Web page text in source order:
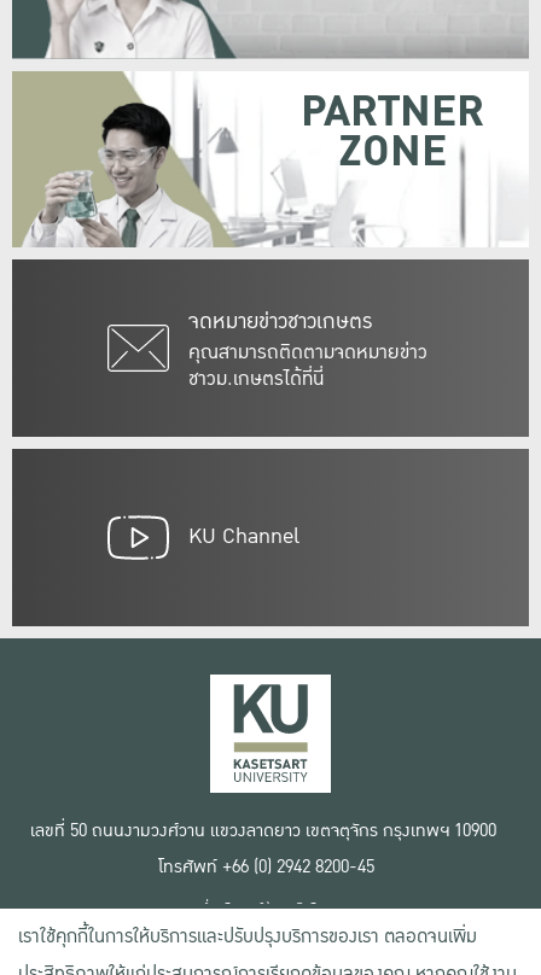
จดหมายข่าวชาวเกษตร
คุณสามารถติดตามจดหมายข่าว
ชาวม.เกษตรได้ที่นี่
PARTNER
ZONE
KU Channel
เลขที่ 50 ถนนงามวงศ์วาน แขวงลาดยาว เขตจตุจักร กรุงเทพฯ 10900
โทรศัพท์ +66 (0) 2942 8200-45
เงื่อนไขการใช้งานเว็บไซต์
ข้อตกลงด้านสิทธิ์ใช้งาน
นโยบายความเป็นส่วนตัว
เราใช้คุกกี้ในการให้บริการและปรับปรุงบริการของเรา ตลอดจนเพิ่ม